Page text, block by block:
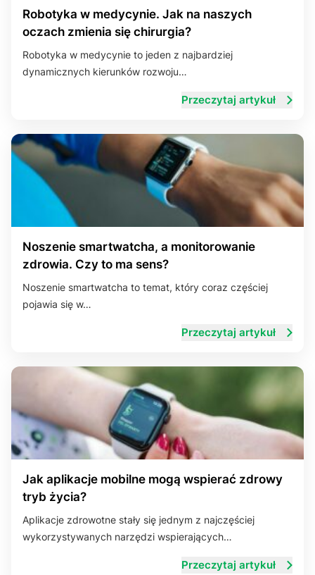
Robotyka w medycynie. Jak na naszych
oczach zmienia się chirurgia?
Robotyka w medycynie to jeden z najbardziej
dynamicznych kierunków rozwoju…
Przeczytaj artykuł
Noszenie smartwatcha, a monitorowanie
zdrowia. Czy to ma sens?
Noszenie smartwatcha to temat, który coraz częściej
pojawia się w…
Przeczytaj artykuł
Jak aplikacje mobilne mogą wspierać zdrowy
tryb życia?
Aplikacje zdrowotne stały się jednym z najczęściej
wykorzystywanych narzędzi wspierających…
Przeczytaj artykuł